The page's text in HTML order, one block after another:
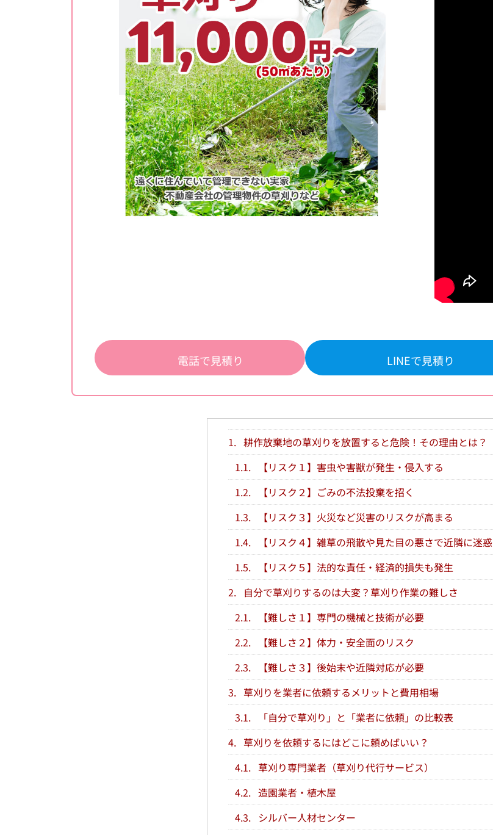
電話で見積り LINEで見積り
1. 耕作放棄地の草刈りを放置すると危険！その理由とは？
1.1.
【リスク１】害虫や害獣が発生・侵入する
1.2.
【リスク２】ごみの不法投棄を招く
1.3.
【リスク３】火災など災害のリスクが高まる
1.4.
【リスク４】雑草の飛散や見た目の悪さで近隣に迷惑
1.5.
【リスク５】法的な責任・経済的損失も発生
2. 自分で草刈りするのは大変？草刈り作業の難しさ
2.1.
【難しさ１】専門の機械と技術が必要
2.2.
【難しさ２】体力・安全面のリスク
2.3.
【難しさ３】後始末や近隣対応が必要
3. 草刈りを業者に依頼するメリットと費用相場
3.1.
「自分で草刈り」と「業者に依頼」の比較表
4. 草刈りを依頼するにはどこに頼めばいい？
4.1. 草刈り専門業者（草刈り代行サービス）
4.2. 造園業者・植木屋
4.3. シルバー人材センター